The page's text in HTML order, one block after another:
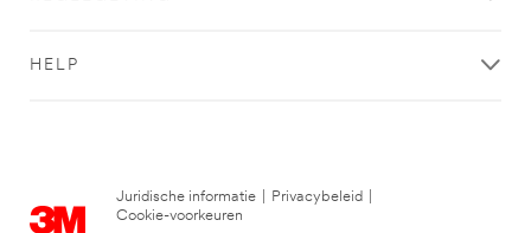
HELP
Juridische informatie Privacybeleid
Cookie-voorkeuren